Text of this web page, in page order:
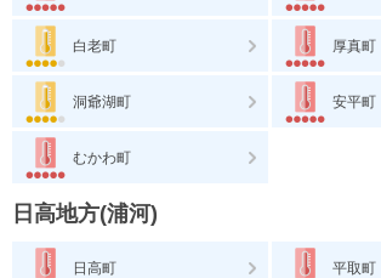
白老町 厚真町
洞爺湖町 安平町
むかわ町
日高地方(浦河)
日高町 平取町